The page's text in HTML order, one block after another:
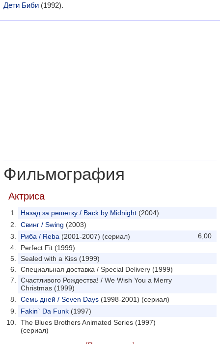
Дети Биби (1992).
Фильмография
Актриса
Назад за решетку / Back by Midnight (2004)
Свинг / Swing (2003)
6,00
Риба / Reba (2001-2007) (сериал)
Perfect Fit (1999)
Sealed with a Kiss (1999)
Специальная доставка / Special Delivery (1999)
Счастливого Рождества! / We Wish You a Merry
Christmas (1999)
Семь дней / Seven Days (1998-2001) (сериал)
Fakin` Da Funk (1997)
The Blues Brothers Animated Series (1997)
(сериал)